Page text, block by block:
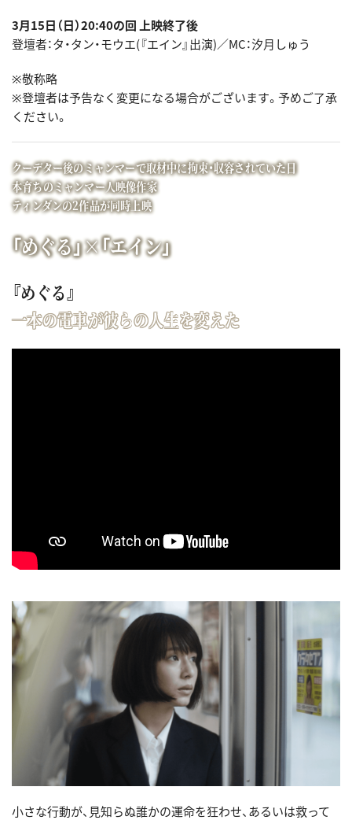
3月15日（日）20:40の回 上映終了後
登壇者：タ・タン・モウエ(『エイン』出演)／MC：汐月しゅう
※敬称略
※登壇者は予告なく変更になる場合がございます。予めご了承
ください。
クーデター後のミャンマーで取材中に拘束・収容されていた日
本育ちのミャンマー人映像作家
ティンダンの2作品が同時上映
「めぐる」×「エイン」
『めぐる』
一本の電車が彼らの人生を変えた
小さな行動が、見知らぬ誰かの運命を狂わせ、あるいは救って